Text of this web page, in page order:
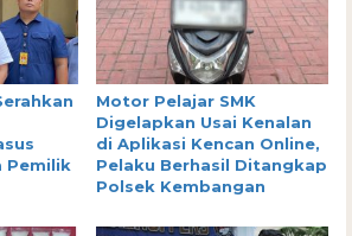
Pemilik
Motor Pelajar SMK
Digelapkan Usai Kenalan
di Aplikasi Kencan Online,
Pelaku Berhasil Ditangkap
Polsek Kembangan